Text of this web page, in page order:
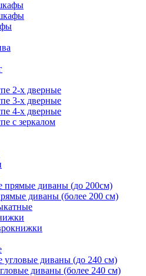
2-х дверные
3-х дверные
4-х дверные
с зеркалом
прямые диваны (до 200см)
диваны (более 200 см)
угловые диваны (до 240 см)
диваны (более 240 см)